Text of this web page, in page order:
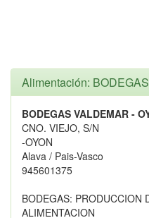
Alimentación:
BODEGAS VALDEMAR -
CNO. VIEJO, S/N
-OYON
Alava / Pais-Vasco
945601375
BODEGAS: PRODUCCION
ALIMENTACION